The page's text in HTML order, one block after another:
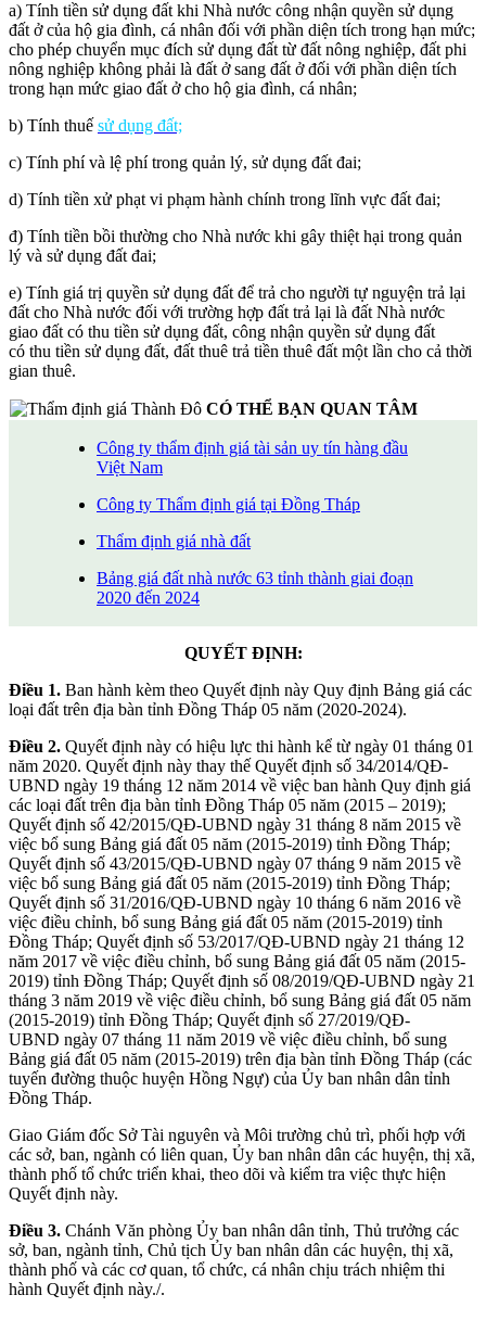
a) Tính tiền sử dụng đất khi Nhà nước công nhận quyền sử dụng
đất ở của hộ gia đình, cá nhân đối với phần diện tích trong hạn mức;
cho phép chuyển mục đích sử dụng đất từ đất nông nghiệp, đất phi
nông nghiệp không phải là đất ở sang đất ở đối với phần diện tích
trong hạn mức giao đất ở cho hộ gia đình, cá nhân;
b) Tính thuế sử dụng đất;
c) Tính phí và lệ phí trong quản lý, sử dụng đất đai;
d) Tính tiền xử phạt vi phạm hành chính trong lĩnh vực đất đai;
đ) Tính tiền bồi thường cho Nhà nước khi gây thiệt hại trong quản
lý và sử dụng đất đai;
e) Tính giá trị quyền sử dụng đất để trả cho người tự nguyện trả lại
đất cho Nhà nước đối với trường hợp đất trả lại là đất Nhà nước
giao đất có thu tiền sử dụng đất, công nhận quyền sử dụng đất
có thu tiền sử dụng đất, đất thuê trả tiền thuê đất một lần cho cả thời
gian thuê.
CÓ THỂ BẠN QUAN TÂM
Công ty thẩm định giá tài sản uy tín hàng đầu
Việt Nam
Công ty Thẩm định giá tại Đồng Tháp
Thẩm định giá nhà đất
Bảng giá đất nhà nước 63 tỉnh thành giai đoạn
2020 đến 2024
QUYẾT ĐỊNH:
Điều 1. Ban hành kèm theo Quyết định này Quy định Bảng giá các
loại đất trên địa bàn tỉnh Đồng Tháp 05 năm (2020-2024).
Điều 2. Quyết định này có hiệu lực thi hành kể từ ngày 01 tháng 01
năm 2020. Quyết định này thay thế Quyết định số 34/2014/QĐ-
UBND ngày 19 tháng 12 năm 2014 về việc ban hành Quy định giá
các loại đất trên địa bàn tỉnh Đồng Tháp 05 năm (2015 – 2019);
Quyết định số 42/2015/QĐ-UBND ngày 31 tháng 8 năm 2015 về
việc bổ sung Bảng giá đất 05 năm (2015-2019) tỉnh Đồng Tháp;
Quyết định số 43/2015/QĐ-UBND ngày 07 tháng 9 năm 2015 về
việc bổ sung Bảng giá đất 05 năm (2015-2019) tỉnh Đồng Tháp;
Quyết định số 31/2016/QĐ-UBND ngày 10 tháng 6 năm 2016 về
việc điều chỉnh, bổ sung Bảng giá đất 05 năm (2015-2019) tỉnh
Đồng Tháp; Quyết định số 53/2017/QĐ-UBND ngày 21 tháng 12
năm 2017 về việc điều chỉnh, bổ sung Bảng giá đất 05 năm (2015-
2019) tỉnh Đồng Tháp; Quyết định số 08/2019/QĐ-UBND ngày 21
tháng 3 năm 2019 về việc điều chỉnh, bổ sung Bảng giá đất 05 năm
(2015-2019) tỉnh Đồng Tháp; Quyết định số 27/2019/QĐ-
UBND ngày 07 tháng 11 năm 2019 về việc điều chỉnh, bổ sung
Bảng giá đất 05 năm (2015-2019) trên địa bàn tỉnh Đồng Tháp (các
tuyến đường thuộc huyện Hồng Ngự) của Ủy ban nhân dân tỉnh
Đồng Tháp.
Giao Giám đốc Sở Tài nguyên và Môi trường chủ trì, phối hợp với
các sở, ban, ngành có liên quan, Ủy ban nhân dân các huyện, thị xã,
thành phố tổ chức triển khai, theo dõi và kiểm tra việc thực hiện
Quyết định này.
Điều 3. Chánh Văn phòng Ủy ban nhân dân tỉnh, Thủ trưởng các
sở, ban, ngành tỉnh, Chủ tịch Ủy ban nhân dân các huyện, thị xã,
thành phố và các cơ quan, tổ chức, cá nhân chịu trách nhiệm thi
hành Quyết định này./.